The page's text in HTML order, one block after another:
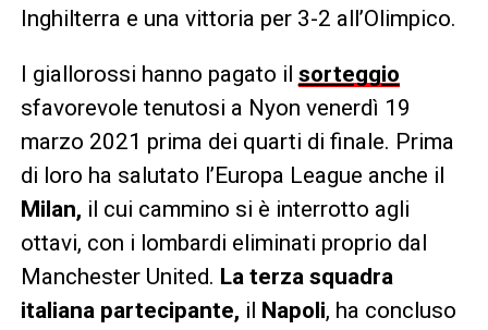
Inghilterra e una vittoria per 3-2 all’Olimpico.
I giallorossi hanno pagato il sorteggio
sfavorevole tenutosi a Nyon venerdì 19
marzo 2021 prima dei quarti di finale. Prima
di loro ha salutato l’Europa League anche il
Milan, il cui cammino si è interrotto agli
ottavi, con i lombardi eliminati proprio dal
Manchester United. La terza squadra
italiana partecipante, il Napoli, ha concluso